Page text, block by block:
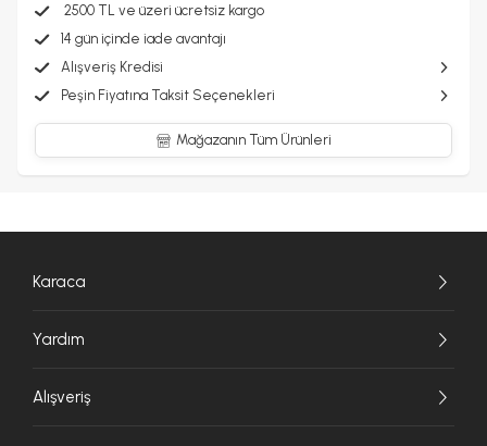
2500 TL ve üzeri ücretsiz kargo
14 gün içinde iade avantajı
Alışveriş Kredisi
Peşin Fiyatına Taksit Seçenekleri
Mağazanın Tüm Ürünleri
Karaca
Yardım
Alışveriş